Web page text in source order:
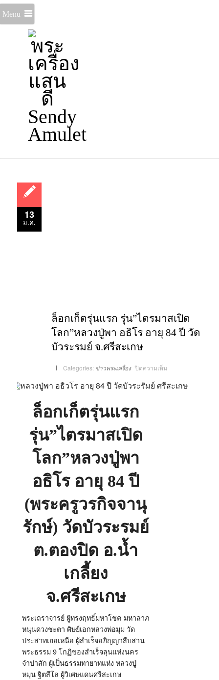
Menu
13
ม.ค.
ล็อกเก็ตรุ่นแรก รุ่น”ไตรมาสเปิด
โลก”หลวงปู่พา อธิโร อายุ 84 ปี วัด
บัวระรมย์ จ.ศรีสะเกษ
Categories: ข่าวพระเครื่อง ปิดความเห็นบน
ล็อก
ตรุ่
นแรก
ล็อกเก็ตรุ่นแรก
รุ่น”ไตรมาสเปิด
โลก”หลวงปู่พา
อธิโร อายุ 84 ปี
(พระครูวรกิจจานุ
รักษ์) วัดบัวระรมย์
ต.ตองปิด อ.น้ำ
เกลี้ยง
จ.ศรีสะเกษ
พระเถราจารย์ ผู้ทรงฤทธิ์มหาโชค มหาลาภ
หนุนดวงชะตา ศิษย์เอกหลวงพ่อมุม วัด
ประสาทเยอเหนือ ผู้สำเร็จอภิญญาสืบสาน
พระธรรม 9 โกฏิของสำเร็จลุนแห่งนคร
จำปาสัก ผู้เป็นธรรมทายาทแห่ง หลวงปู่
หมุน ฐิตสีโล ผู้วิเศษแดนศรีสะเกษ